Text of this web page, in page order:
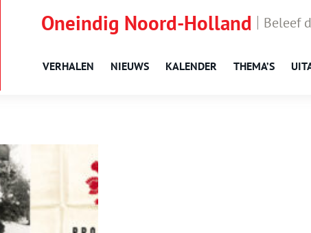
Oneindig Noord-Holland Beleef
VERHALEN NIEUWS KALENDER THEMA’S